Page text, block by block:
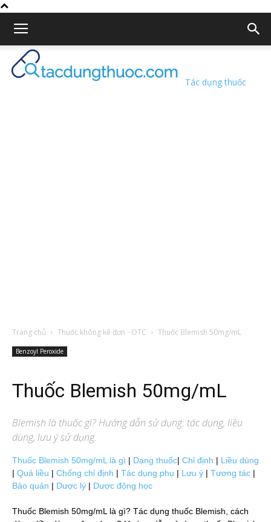
Tác dụng thuốc
Trang chủ Thuốc không kê đơn - OTC Thuốc Blemish 50mg/mL
Benzoyl Peroxide
Thuốc Blemish 50mg/mL
Blemish là thuốc gì? Hướng dẫn sử dụng: tác dụng, liều
dùng, lưu ý sử dụng.
Thuốc Blemish 50mg/mL là gì | Dạng thuốc| Chỉ định | Liều dùng
| Quá liều | Chống chỉ định | Tác dụng phụ | Lưu ý | Tương tác |
Bảo quản | Dược lý | Dược động học
Thuốc Blemish 50mg/mL là gì? Tác dụng thuốc Blemish, cách